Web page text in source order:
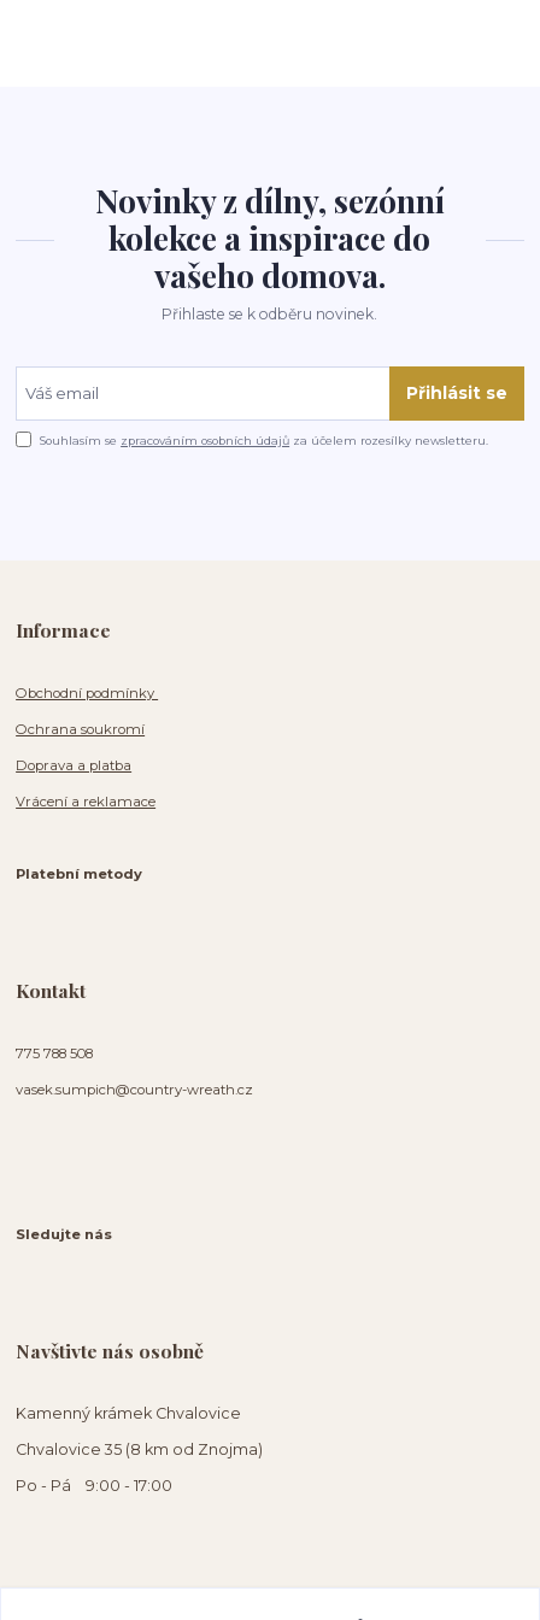
Novinky z dílny, sezónní
kolekce a inspirace do
vašeho domova.
Přihlaste se k odběru novinek.
Přihlásit se
Souhlasím se zpracováním osobních údajů za účelem rozesílky newsletteru.
Informace
Obchodní podmínky
Ochrana soukromí
Doprava a platba
Vrácení a reklamace
Platební metody
Kontakt
775 788 508
vasek.sumpich@country-wreath.cz
Sledujte nás
Navštivte nás osobně
Kamenný krámek Chvalovice
Chvalovice 35 (8 km od Znojma)
Po - Pá 9:00 - 17:00